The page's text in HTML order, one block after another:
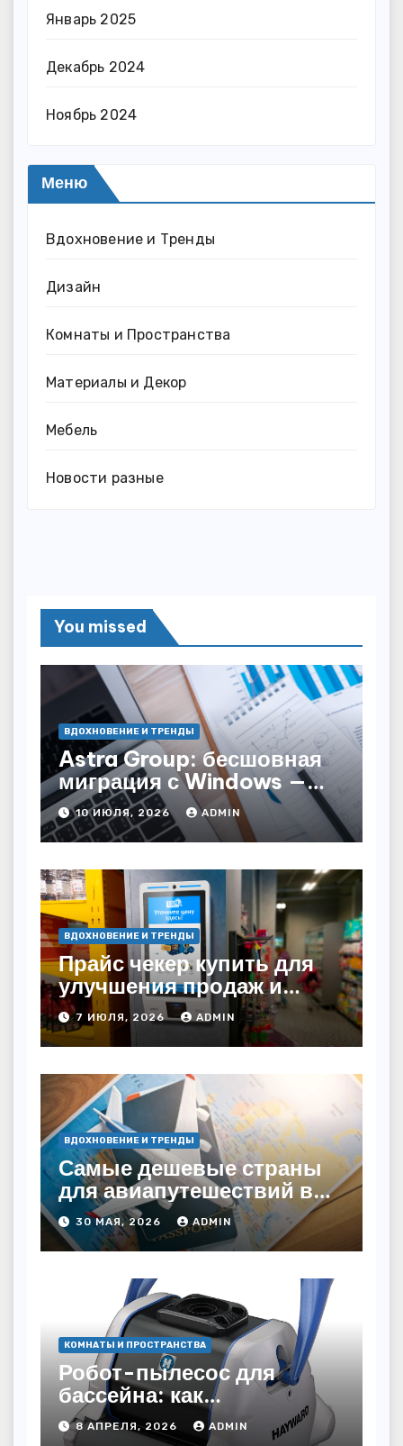
Январь 2025
Декабрь 2024
Ноябрь 2024
Меню
Вдохновение и Тренды
Дизайн
Комнаты и Пространства
Материалы и Декор
Мебель
Новости разные
You missed
ВДОХНОВЕНИЕ И ТРЕНДЫ
Astra Group: бесшовная
миграция с Windows —
как сохранить бизнес-
непрерывность
10 ИЮЛЯ, 2026 ADMIN
ВДОХНОВЕНИЕ И ТРЕНДЫ
Прайс чекер купить для
улучшения продаж и
автоматизации
7 ИЮЛЯ, 2026 ADMIN
ВДОХНОВЕНИЕ И ТРЕНДЫ
Самые дешевые страны
для авиапутешествий в
2026 году: куда слетать за
копейки?
30 МАЯ, 2026 ADMIN
КОМНАТЫ И ПРОСТРАНСТВА
Робот-пылесос для
бассейна: как
пользоваться, чтобы
вода блестела, а
8 АПРЕЛЯ, 2026 ADMIN